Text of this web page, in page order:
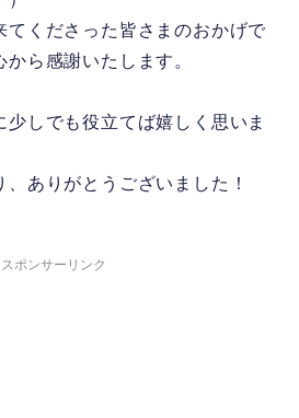
てくださった皆さまのおかげで
ら感謝いたします。
少しでも役立てば嬉しく思いま
ありがとうございました！
スポンサーリンク